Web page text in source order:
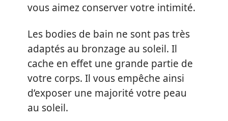
vous aimez conserver votre intimité.
Les bodies de bain ne sont pas très
adaptés au bronzage au soleil. Il
cache en effet une grande partie de
votre corps. Il vous empêche ainsi
d’exposer une majorité votre peau
au soleil.